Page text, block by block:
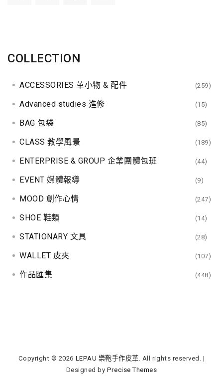
COLLECTION
ACCESSORIES 革小物 & 配件 (259)
Advanced studies 進修 (15)
BAG 包袋 (85)
CLASS 教學風景 (189)
ENTERPRISE & GROUP 企業團體包班 (44)
EVENT 媒體報導 (9)
MOOD 創作心情 (247)
SHOE 鞋類 (14)
STATIONARY 文具 (28)
WALLET 皮夾 (107)
作品匯集 (448)
Copyright © 2026 LEPAU 樂鞄手作皮革 . All rights reserved. |
Designed by Precise Themes